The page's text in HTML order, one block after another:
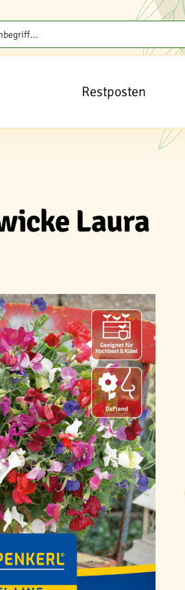
Restposten
Laura